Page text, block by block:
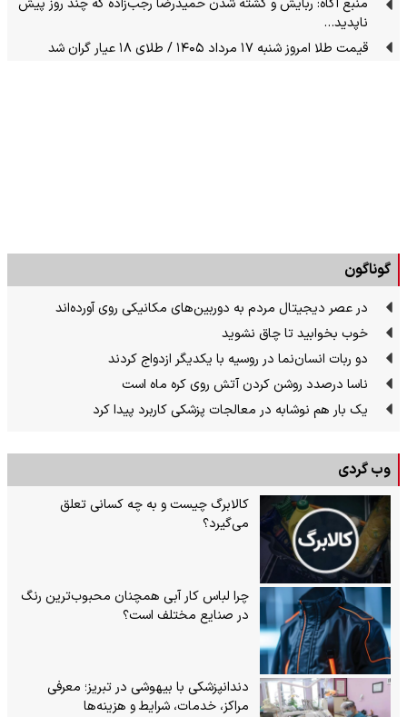
منبع آگاه: ربایش و کشته شدن حمیدرضا رجب‌زاده که چند روز پیش
ناپدید…
قیمت طلا امروز شنبه ۱۷ مرداد ۱۴۰۵ / طلای ۱۸ عیار گران شد
گوناگون
در عصر دیجیتال مردم به دوربین‌های مکانیکی روی آورده‌اند
خوب بخوابید تا چاق نشوید
دو ربات انسان‌نما در روسیه با یکدیگر ازدواج کردند
ناسا درصدد روشن کردن آتش روی کره ماه است
یک بار هم نوشابه در معالجات پزشکی کاربرد پیدا کرد
وب گردی
کالابرگ چیست و به چه کسانی تعلق
می‌گیرد؟
چرا لباس کار آبی همچنان محبوب‌ترین رنگ
در صنایع مختلف است؟
دندانپزشکی با بیهوشی در تبریز؛ معرفی
مراکز، خدمات، شرایط و هزینه‌ها